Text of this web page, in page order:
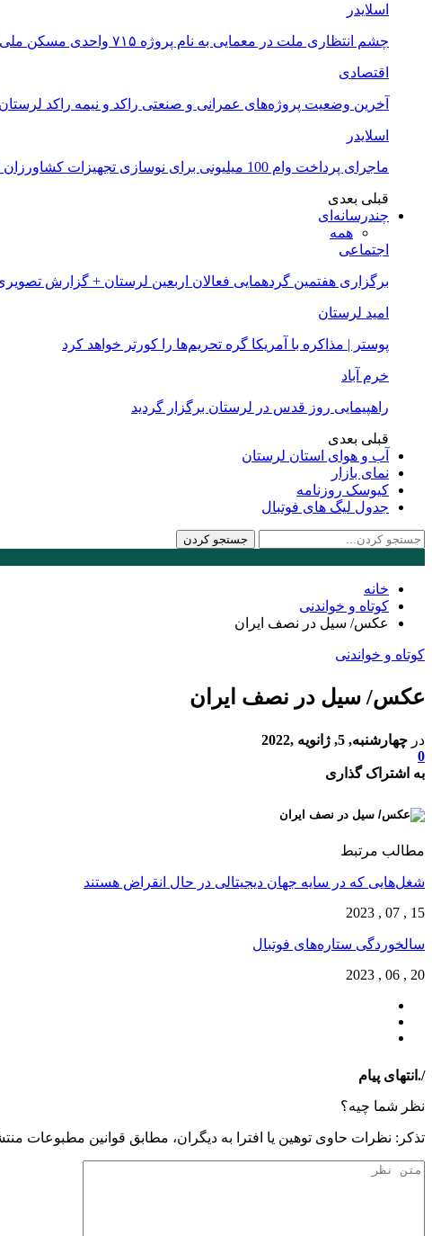
اسلایدر
چشم انتظاری ملت در معمایی به نام پروژه ۷۱۵ واحدی مسکن ملی خرم آباد
اقتصادی
آخرین وضعیت پروژه‌های عمرانی و صنعتی راکد و نیمه راکد لرستان
اسلایدر
ماجرای پرداخت وام 100 میلیونی برای نوسازی تجهیزات کشاورزان لرستانی چیست؟
قبلی بعدی
چندرسانه‌ای
همه
اجتماعی
برگزاری هفتمین گردهمایی فعالان اربعین لرستان + گزارش
امید لرستان
پوستر | مذاکره با آمریکا گره تحریم‌ها را کورتر خواهد کرد
خرم آباد
راهپیمایی روز قدس در لرستان برگزار گردید
قبلی بعدی
آب و هوای استان لرستان
نمای بازار
کیوسک روزنامه
جدول لیگ های فوتبال
خانه
کوتاه و خواندنی
عکس/ سیل در نصف ایران
کوتاه و خواندنی
عکس/ سیل در نصف ایران
در چهارشنبه, 5, ژانویه ,2022
0
به اشتراک گذاری
مطالب مرتبط
شغل‌‌هایی که در سایه جهان دیجیتالی در حال انقراض هستند
15 , 07 , 2023
سالخوردگی ستاره‌های فوتبال
20 , 06 , 2023
/.انتهای پیام
نظر شما چیه؟
تذكر: نظرات حاوی توهين يا افترا به ديگران، مطابق قوانين مطبوعات